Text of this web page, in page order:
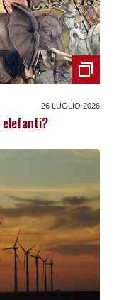
26 LUGLIO 2026
elefanti?